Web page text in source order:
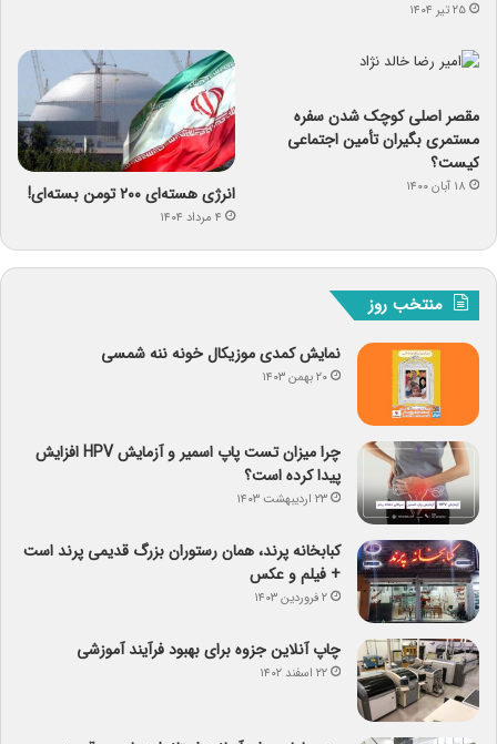
۲۵ تیر ۱۴۰۴
مقصر اصلی کوچک شدن سفره
مستمری بگیران تأمین اجتماعی
کیست؟
۱۸ آبان ۱۴۰۰ انرژی هسته‌ای ۲۰۰ تومن بسته‌ای!
۴ مرداد ۱۴۰۴
منتخب روز
نمایش کمدی موزیکال خونه ننه شمسی
۲۰ بهمن ۱۴۰۳
چرا میزان تست پاپ اسمیر و آزمایش HPV افزایش
پیدا کرده است؟
۲۳ اردیبهشت ۱۴۰۳
کبابخانه پرند، همان رستوران بزرگ قدیمی پرند است
+ فیلم و عکس
۲ فروردین ۱۴۰۳
چاپ آنلاین جزوه برای بهبود فرآیند آموزشی
۲۲ اسفند ۱۴۰۲